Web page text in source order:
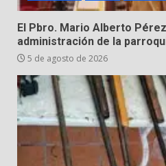
Hombre
tabiquera
Emboscada
31 de julio de
El Pbro. Mario Alberto
administración de la
5 de agosto de 2026